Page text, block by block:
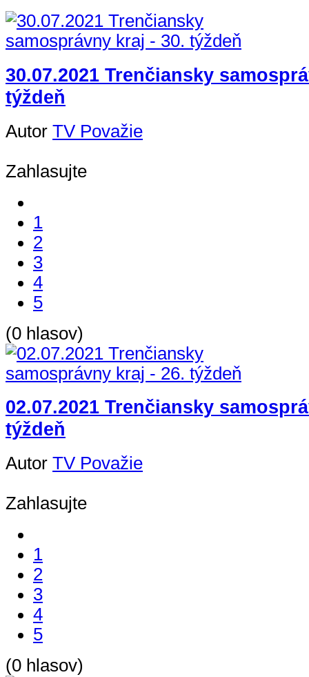
Pozrieť video
30.07.2021 Trenčiansky
týždeň
Autor TV Považie
Zahlasujte
1
2
3
4
5
(0 hlasov)
02.07.2021 Trenčiansky
týždeň
Autor TV Považie
Zahlasujte
1
2
3
4
5
(0 hlasov)